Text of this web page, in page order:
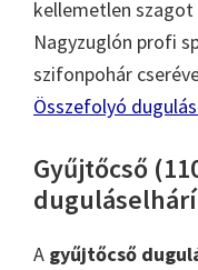
kellemetlen
Nagyzuglón profi
szifonpohár
Összefolyó
Gyűjtőcső
A gyűjtőcső